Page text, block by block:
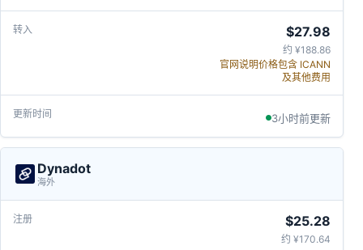
$27.98
约 ¥188.86
官网说明价格包含 ICANN
及其他费用
3小时前更新
Dynadot
海外
$25.28
约 ¥170.64